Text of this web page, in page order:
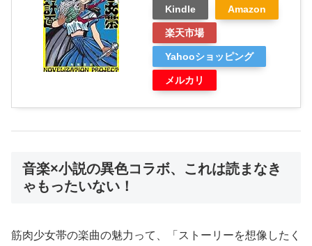
Kindle Amazon
楽天市場
Yahooショッピング
メルカリ
音楽×小説の異色コラボ、これは読まなき
ゃもったいない！
筋肉少女帯の楽曲の魅力って、「ストーリーを想像したく